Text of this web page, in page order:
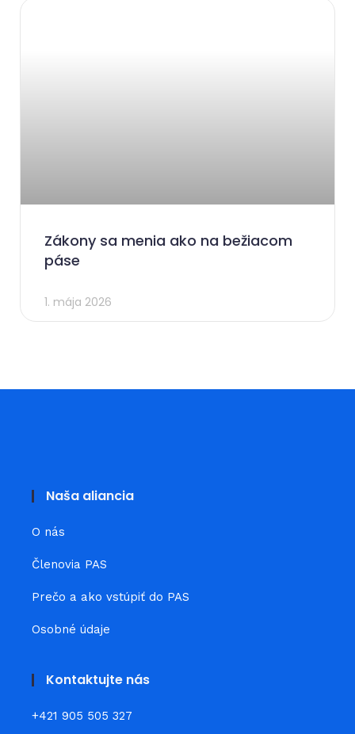
Zákony sa menia ako na bežiacom
páse
1. mája 2026
Naša aliancia
O nás
Členovia PAS
Prečo a ako vstúpiť do PAS
Osobné údaje
Kontaktujte nás
+421 905 505 327